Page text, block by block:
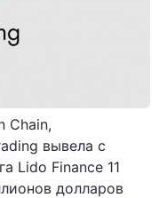
Chain,
вывела с
Lido Finance 11
долларов